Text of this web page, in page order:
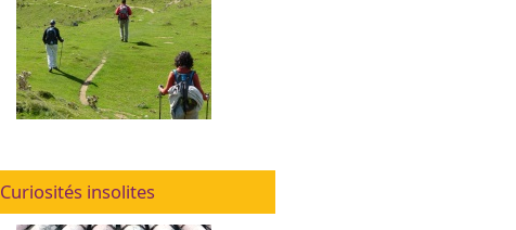
Curiosités insolites